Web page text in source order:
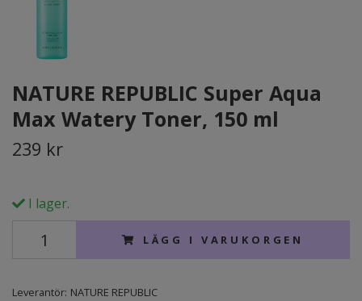
NATURE REPUBLIC Super Aqua
Max Watery Toner, 150 ml
239 kr
I lager.
LÄGG I VARUKORGEN
Leverantör: NATURE REPUBLIC